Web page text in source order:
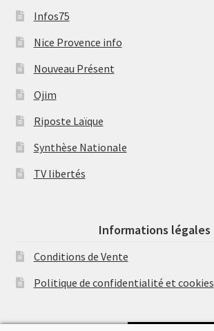
Infos75
Nice Provence info
Nouveau Présent
Ojim
Riposte Laïque
Synthèse Nationale
TV libertés
Informations légales
Conditions de Vente
Politique de confidentialité et cookies